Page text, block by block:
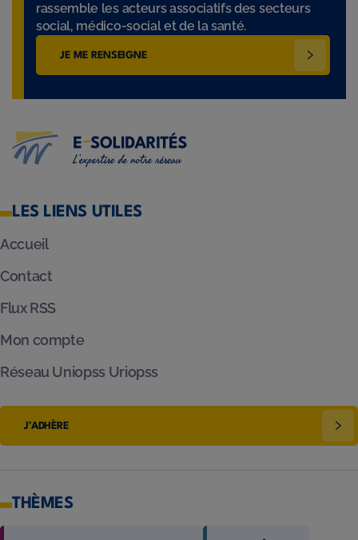
rassemble les acteurs associatifs des secteurs
social, médico-social et de la santé.
JE ME RENSEIGNE
THÈMES
LES LIENS UTILES
Accueil
Contact
Flux RSS
Mon compte
Réseau Uniopss Uriopss
J’ADHÈRE